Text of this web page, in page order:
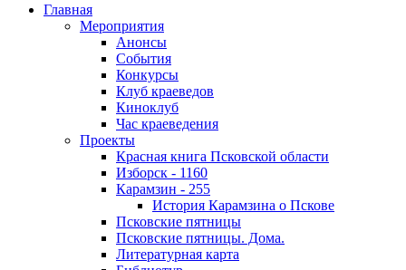
Главная
Мероприятия
Анонсы
События
Конкурсы
Клуб краеведов
Киноклуб
Час краеведения
Проекты
Красная книга Псковской области
Изборск - 1160
Карамзин - 255
История Карамзина о Пскове
Псковские пятницы
Псковские пятницы. Дома.
Литературная карта